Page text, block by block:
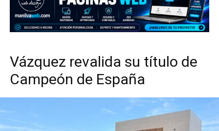
Vázquez revalida su título de
Campeón de España